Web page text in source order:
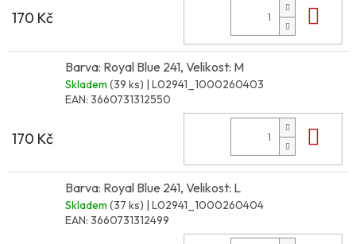
170 Kč
Barva: Royal Blue 241, Velikost: M
Skladem (39 ks) | L02941_1000260403
EAN: 3660731312550
170 Kč
Barva: Royal Blue 241, Velikost: L
Skladem (37 ks) | L02941_1000260404
EAN: 3660731312499